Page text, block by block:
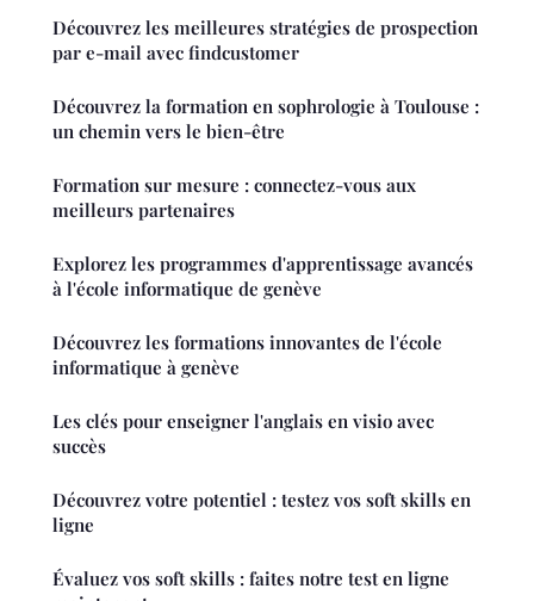
Découvrez les meilleures stratégies de prospection
par e-mail avec findcustomer
Découvrez la formation en sophrologie à Toulouse :
un chemin vers le bien-être
Formation sur mesure : connectez-vous aux
meilleurs partenaires
Explorez les programmes d'apprentissage avancés
à l'école informatique de genève
Découvrez les formations innovantes de l'école
informatique à genève
Les clés pour enseigner l'anglais en visio avec
succès
Découvrez votre potentiel : testez vos soft skills en
ligne
Évaluez vos soft skills : faites notre test en ligne